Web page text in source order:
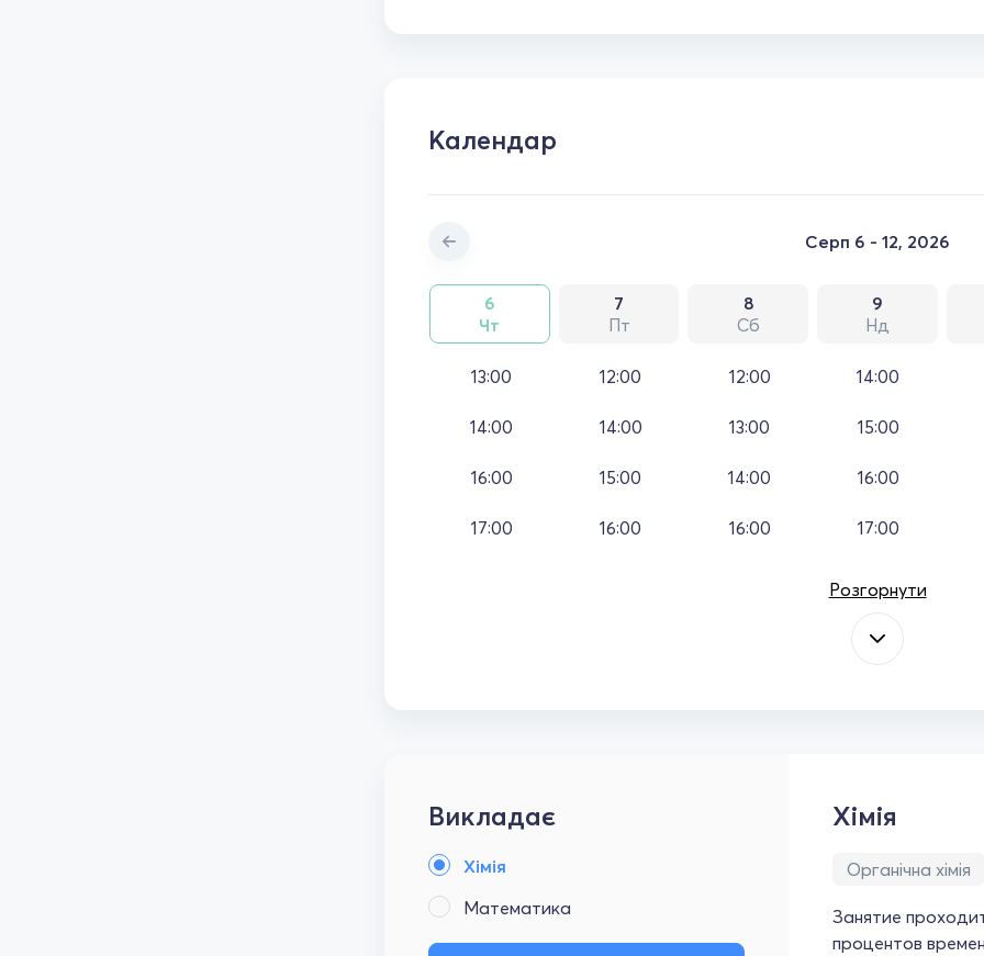
Календар
Серп 6 - 12, 2026
6
Чт
7
Пт
8
Сб
9
Нд
13:00
14:00
16:00
17:00
12:00
14:00
15:00
16:00
12:00
13:00
14:00
16:00
14:00
15:00
16:00
17:00
Розгорнути
Викладає
Хімія
Математика
Хімія
Органічна хімія
Занятие
процентов